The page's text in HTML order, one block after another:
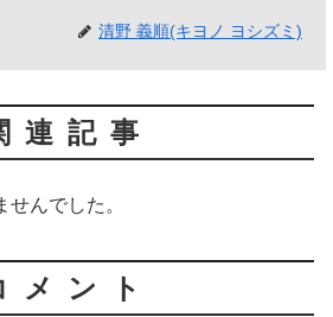
清野 義順(キヨノ ヨシズミ)
連記事
んでした。
メント